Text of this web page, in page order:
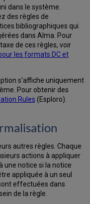
dans le système.
des règles de
bibliographiques qui
dans Alma. Pour
de ces règles, voir
les formats DC et
s'affiche uniquement
Pour obtenir des
Rules (Esploro).
autres règles. Chaque
actions à appliquer
une notice si la notice
appliquée à un seul
effectuées dans
de la règle.